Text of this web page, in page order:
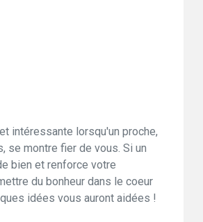
intéressante lorsqu'un proche,
se montre fier de vous. Si un
bien et renforce votre
du bonheur dans le coeur
idées vous auront aidées !